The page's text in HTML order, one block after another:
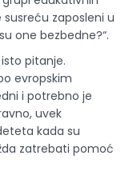
zaposleni u
one bezbedne?“.
pitanje.
evropskim
i potrebno je
uvek
kada su
zatrebati pomoć